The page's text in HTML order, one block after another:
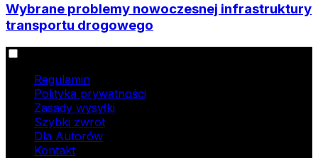
Wybrane problemy nowoczesnej infrastruktury
transportu drogowego
Regulamin
Polityka prywatności
Zasady wysyłki
Szybki zwrot
Dla Autorów
Kontakt